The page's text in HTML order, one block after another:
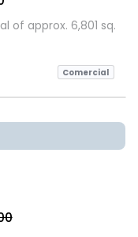
of approx. 6,801 sq.
Comercial